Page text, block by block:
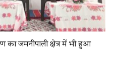
का जमनीपाली क्षेत्र में भी हुआ